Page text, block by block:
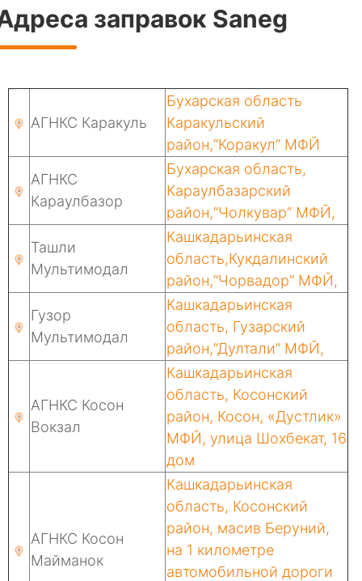
заправок Saneg
АГНКС Каракуль
Бухарская область
Каракульский
район,“Коракул” МФЙ
АГНКС
Караулбазор
Бухарская область,
Караулбазарский
район,“Чолкувар” МФЙ,
Ташли
Мультимодал
Кашкадарьинская
область,Кукдалинский
район,“Чорвадор” МФЙ,
Гузор
Мультимодал
Кашкадарьинская
область, Гузарский
район,“Дултали” МФЙ,
АГНКС Косон
Вокзал
Кашкадарьинская
область, Косонский
район, Косон, «Дустлик»
МФЙ, улица Шохбекат, 16
дом
АГНКС Косон
Майманок
Кашкадарьинская
область, Косонский
район, масив Беруний,
на 1 километре
автомобильной дороги